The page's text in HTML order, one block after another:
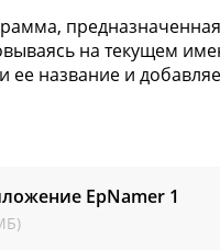
на текущем
ее название и
EpNamer 1